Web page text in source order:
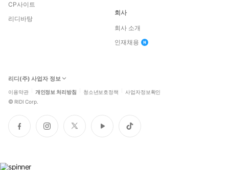
CP사이트
리디바탕
회사
회사 소개
인재채용
리디(주) 사업자 정보
이용약관 개인정보 처리방침 청소년보호정책 사업자정보확인
© RIDI Corp.
페
이
인
스
트
위
유
튜
틱
톡